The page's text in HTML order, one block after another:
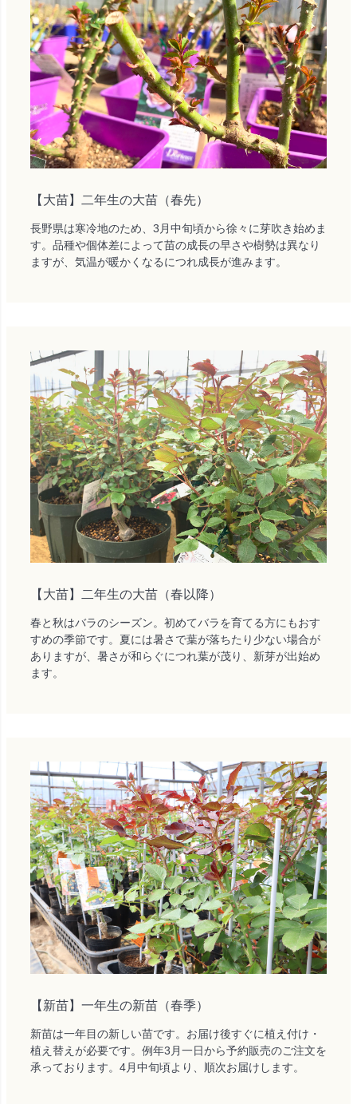
【大苗】二年生の大苗（春先）
長野県は寒冷地のため、3月中旬頃から徐々に芽吹き始めま
す。品種や個体差によって苗の成長の早さや樹勢は異なり
ますが、気温が暖かくなるにつれ成長が進みます。
【大苗】二年生の大苗（春以降）
春と秋はバラのシーズン。初めてバラを育てる方にもおす
すめの季節です。夏には暑さで葉が落ちたり少ない場合が
ありますが、暑さが和らぐにつれ葉が茂り、新芽が出始め
ます。
【新苗】一年生の新苗（春季）
新苗は一年目の新しい苗です。お届け後すぐに植え付け・
植え替えが必要です。例年3月一日から予約販売のご注文を
承っております。4月中旬頃より、順次お届けします。